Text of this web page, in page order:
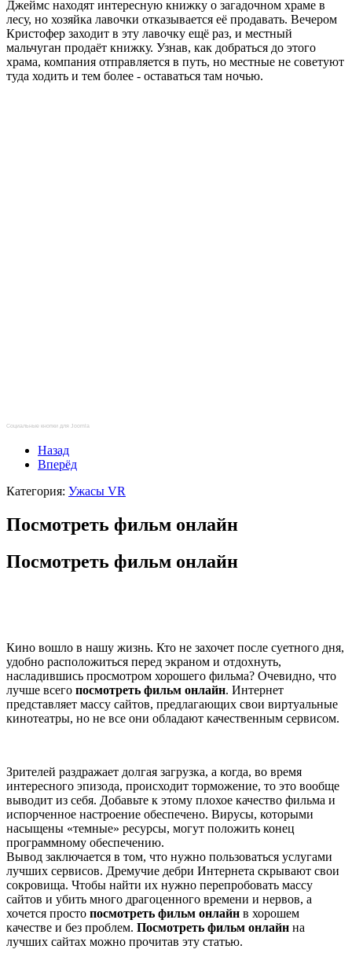
Джеймс находят интересную книжку о загадочном храме в
лесу, но хозяйка лавочки отказывается её продавать. Вечером
Кристофер заходит в эту лавочку ещё раз, и местный
мальчуган продаёт книжку. Узнав, как добраться до этого
храма, компания отправляется в путь, но местные не советуют
туда ходить и тем более - оставаться там ночью.
Социальные кнопки для Joomla
Назад
Вперёд
Категория: Ужасы VR
Посмотреть фильм онлайн
Посмотреть фильм онлайн
Кино вошло в нашу жизнь. Кто не захочет после суетного дня,
удобно расположиться перед экраном и отдохнуть,
насладившись просмотром хорошего фильма? Очевидно, что
лучше всего посмотреть фильм онлайн. Интернет
представляет массу сайтов, предлагающих свои виртуальные
кинотеатры, но не все они обладают качественным сервисом.
Зрителей раздражает долгая загрузка, а когда, во время
интересного эпизода, происходит торможение, то это вообще
выводит из себя. Добавьте к этому плохое качество фильма и
испорченное настроение обеспечено. Вирусы, которыми
насыщены «темные» ресурсы, могут положить конец
программному обеспечению.
Вывод заключается в том, что нужно пользоваться услугами
лучших сервисов. Дремучие дебри Интернета скрывают свои
сокровища. Чтобы найти их нужно перепробовать массу
сайтов и убить много драгоценного времени и нервов, а
хочется просто посмотреть фильм онлайн в хорошем
качестве и без проблем. Посмотреть фильм онлайн на
лучших сайтах можно прочитав эту статью.